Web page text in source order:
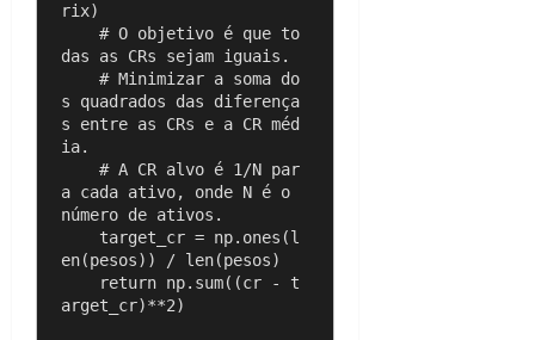
rix)
das as CRs sejam iguais.
s quadrados das diferença
s entre as CRs e a CR méd
ia.
a cada ativo, onde N é o
número de ativos.
en(pesos)) / len(pesos)
arget_cr)**2)